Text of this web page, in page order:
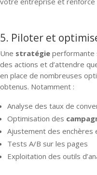
5. Piloter et
Une stratégie performante
des actions et d’attendre
en place de nombreuses
obtenus. Notamment :
Analyse des taux de
Optimisation des
Ajustement des enchères
Tests A/B sur les pages
Exploitation des outils